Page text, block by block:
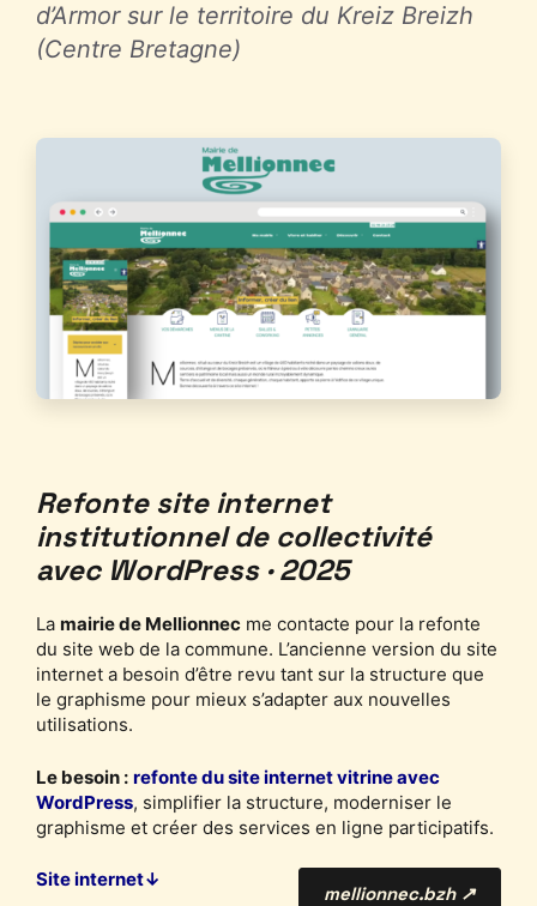
d’Armor sur le territoire du Kreiz Breizh
(Centre Bretagne)
Refonte site internet
institutionnel de collectivité
avec WordPress · 2025
La mairie de Mellionnec me contacte pour la refonte
du site web de la commune. L’ancienne version du site
internet a besoin d’être revu tant sur la structure que
le graphisme pour mieux s’adapter aux nouvelles
utilisations.
Le besoin : refonte du site internet vitrine avec
WordPress, simplifier la structure, moderniser le
graphisme et créer des services en ligne participatifs.
Site internet↓
mellionnec.bzh ↗